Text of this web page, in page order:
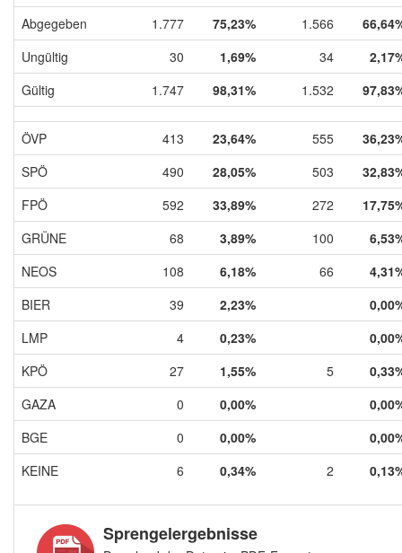
Abgegeben
1.777 75,23% 1.566
Ungültig
30 1,69% 34
Gültig
1.747 98,31% 1.532
ÖVP 413 23,64% 555
SPÖ
490 28,05% 503
FPÖ
592 33,89% 272
GRÜNE
68 3,89% 100
NEOS
108 6,18% 66
BIER
39 2,23%
LMP
4 0,23%
KPÖ
27 1,55% 5
GAZA
0 0,00%
BGE
0 0,00%
KEINE
6 0,34% 2
Sprengelergebnisse